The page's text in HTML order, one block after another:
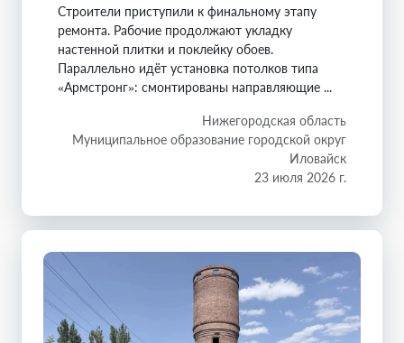
Строители приступили к финальному этапу
ремонта. Рабочие продолжают укладку
настенной плитки и поклейку обоев.
Параллельно идёт установка потолков типа
«Армстронг»: смонтированы направляющие ...
Нижегородская область
Муниципальное образование городской округ
Иловайск
23 июля 2026 г.